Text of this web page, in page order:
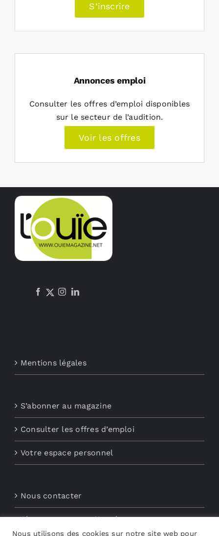
S’inscrire
Annonces emploi
Consulter les offres d’emploi disponibles
sur le secteur de l’audition.
Voir les offres
Mentions légales
S’abonner au magazine
Consulter les offres d’emploi
Votre espace personnel
Nous contacter
Abonnements aux Newsletters
Nous utilisons des cookies sur notre site web pour